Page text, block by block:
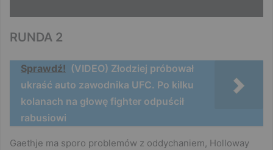
RUNDA 2
Sprawdź! (VIDEO) Złodziej próbował
ukraść auto zawodnika UFC. Po kilku
kolanach na głowę fighter odpuścił
rabusiowi
Gaethje ma sporo problemów z oddychaniem, Holloway